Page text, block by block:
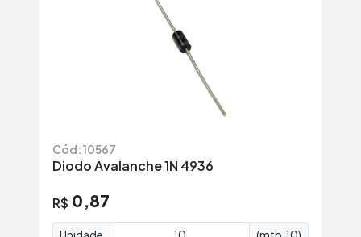
Cód: 10567
Diodo Avalanche 1N 4936
R$ 0,87